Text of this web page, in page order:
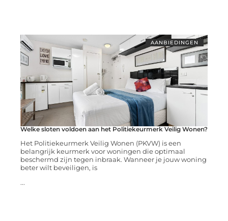
AANBIEDINGEN
Welke sloten voldoen aan het Politiekeurmerk Veilig Wonen?
Het Politiekeurmerk Veilig Wonen (PKVW) is een
belangrijk keurmerk voor woningen die optimaal
beschermd zijn tegen inbraak. Wanneer je jouw woning
beter wilt beveiligen, is
...